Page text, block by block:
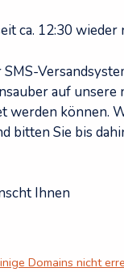
ca. 12:30 wieder
auf unsere
werden können.
bitten Sie bis
Ihnen
Domains nicht